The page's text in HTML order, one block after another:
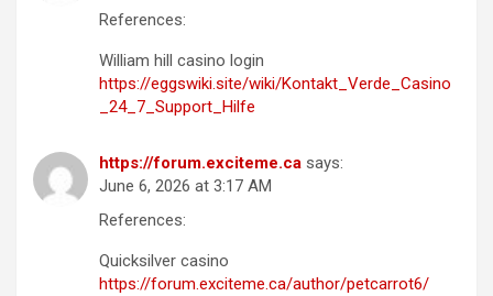
References:
William hill casino login
https://eggswiki.site/wiki/Kontakt_Verde_Casino
_24_7_Support_Hilfe
https://forum.exciteme.ca says:
June 6, 2026 at 3:17 AM
References:
Quicksilver casino
https://forum.exciteme.ca/author/petcarrot6/